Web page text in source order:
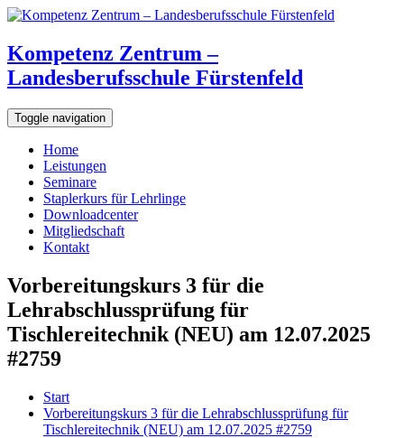
Kompetenz Zentrum –
Landesberufsschule Fürstenfeld
Toggle navigation
Home
Leistungen
Seminare
Staplerkurs für Lehrlinge
Downloadcenter
Mitgliedschaft
Kontakt
Vorbereitungskurs 3 für die
Lehrabschlussprüfung für
Tischlereitechnik (NEU) am 12.07.2025
#2759
Start
Vorbereitungskurs 3 für die Lehrabschlussprüfung für
Tischlereitechnik (NEU) am 12.07.2025 #2759